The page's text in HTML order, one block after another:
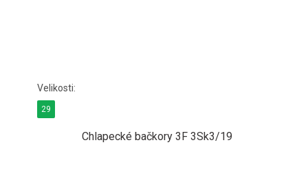
Chlapecké bačkory 3F 3Sk3/19
29